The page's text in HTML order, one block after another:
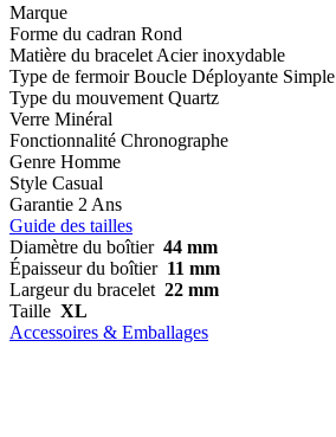
Marque
Forme du cadran Rond
Matière du bracelet Acier inoxydable
Type de fermoir Boucle Déployante Simple
Type du mouvement Quartz
Verre Minéral
Fonctionnalité Chronographe
Genre Homme
Style Casual
Garantie 2 Ans
Guide des tailles
Diamètre du boîtier 44 mm
Épaisseur du boîtier 11 mm
Largeur du bracelet 22 mm
Taille XL
Accessoires & Emballages